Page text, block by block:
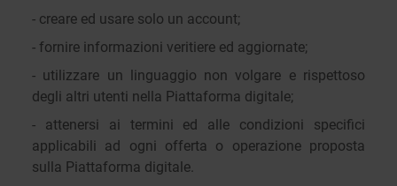
- creare ed usare solo un account;
- fornire informazioni veritiere ed aggiornate;
- utilizzare un linguaggio non volgare e rispettoso
degli altri utenti nella Piattaforma digitale;
- attenersi ai termini ed alle condizioni specifici
applicabili ad ogni offerta o operazione proposta
sulla Piattaforma digitale.